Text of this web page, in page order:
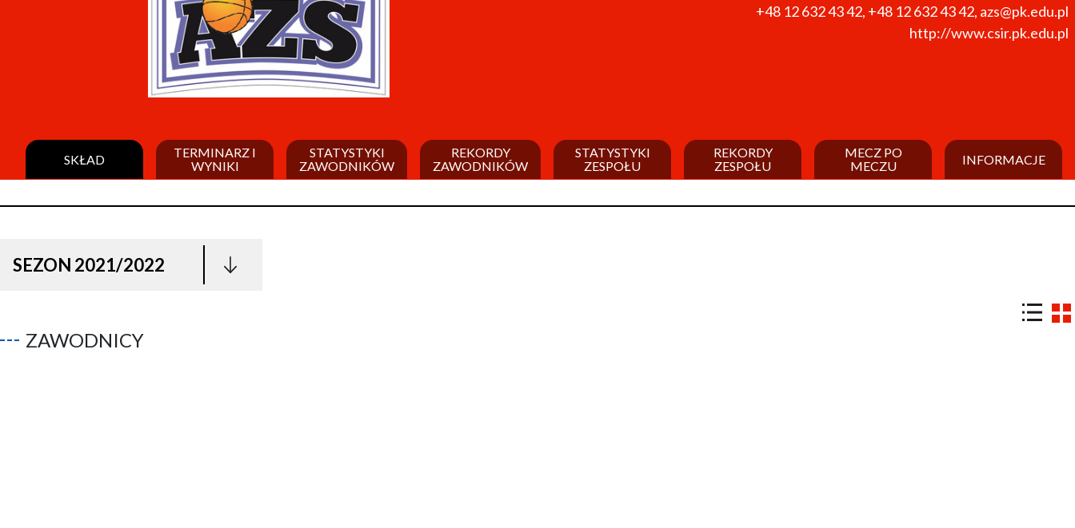
+48 12 632 43 42, +48 12 632 43 42, azs@pk.edu.pl
http://www.csir.pk.edu.pl
SKŁAD
TERMINARZ I
WYNIKI
STATYSTYKI
ZAWODNIKÓW
REKORDY
ZAWODNIKÓW
STATYSTYKI
ZESPOŁU
REKORDY
ZESPOŁU
MECZ PO
MECZU
INFORMACJE
SEZON 2021/2022
ZAWODNICY